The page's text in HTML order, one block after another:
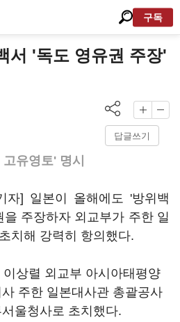
구독
서 '독도 영유권 주장'
답글쓰기
유영토' 명시
자] 일본이 올해에도 '방위백
주장하자 외교부가 주한 일
치해 강력히 항의했다.
상렬 외교부 아시아태평양
주한 일본대사관 총괄공사
울청사로 초치했다.